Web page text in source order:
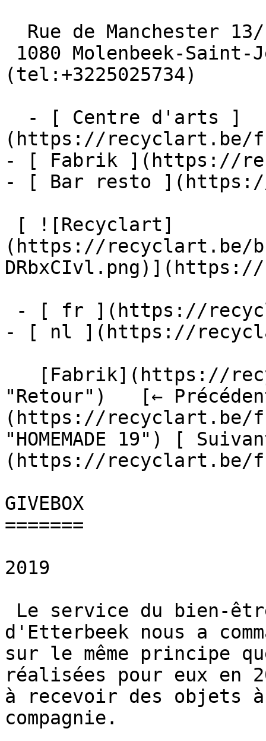
(tel:+3225025734)
(https://recyclart.be/
- [ Fabrik ](https://
- [ Bar resto
(https://recyclart.be/
- [ nl ](https://
"Retour")   [←
(https://recyclart.be/fr/
"HOMEMADE 19") [
(https://recyclart.be/
GIVEBOX
=======
2019
d'Etterbeek nous a
sur le même principe
réalisées pour eux en
à recevoir des objets à
compagnie.